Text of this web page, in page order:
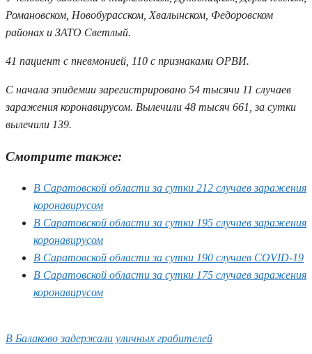
Романовском, Новобурасском, Хвалынском, Федоровском
районах и ЗАТО Светлый.
41 пациент с пневмонией, 110 с признаками ОРВИ.
С начала эпидемии зарегистрировано 54 тысячи 11 случаев
заражения коронавирусом. Вылечили 48 тысяч 661, за сутки
вылечили 139.
Смотрите также:
В Саратовской области за сутки 212 случаев заражения
коронавирусом
В Саратовской области за сутки 195 случаев заражения
коронавирусом
В Саратовской области за сутки 190 случаев COVID-19
В Саратовской области за сутки 175 случаев заражения
коронавирусом
В Балаково задержали уличных грабителей